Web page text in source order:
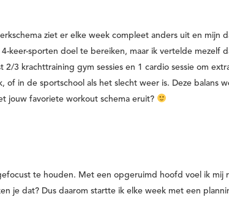
ziet er elke week compleet anders uit en mijn
keer-sporten doel te bereiken, maar ik vertelde mezelf
3 krachttraining gym sessies en 1 cardio sessie om
in de sportschool als het slecht weer is. Deze balans
jouw favoriete workout schema eruit?
te houden. Met een opgeruimd hoofd voel ik mij
je dat? Dus daarom startte ik elke week met een